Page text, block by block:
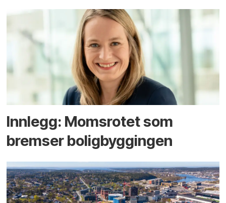
Innlegg: Moms­rotet som
bremser bolig­byggingen